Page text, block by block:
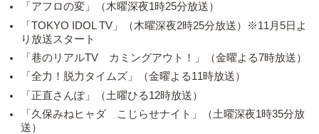
「アフロの変」（木曜深夜1時25分放送）
「TOKYO IDOL TV」（木曜深夜2時25分放送）※11月5日よ
り放送スタート
「巷のリアルTV カミングアウト！」（金曜よる7時放送）
「全力！脱力タイムズ」（金曜よる11時放送）
「正直さんぽ」（土曜ひる12時放送）
「久保みねヒャダ こじらせナイト」（土曜深夜1時35分放
送）